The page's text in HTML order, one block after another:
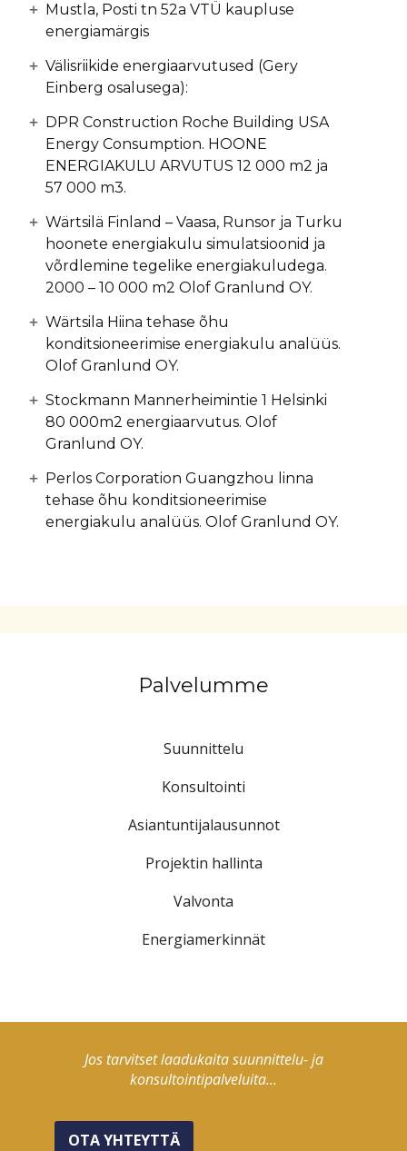
Mustla, Posti tn 52a VTÜ kaupluse
energiamärgis
Välisriikide energiaarvutused (Gery
Einberg osalusega):
DPR Construction Roche Building USA
Energy Consumption. HOONE
ENERGIAKULU ARVUTUS 12 000 m2 ja
57 000 m3.
Wärtsilä Finland – Vaasa, Runsor ja Turku
hoonete energiakulu simulatsioonid ja
võrdlemine tegelike energiakuludega.
2000 – 10 000 m2 Olof Granlund OY.
Wärtsila Hiina tehase õhu
konditsioneerimise energiakulu analüüs.
Olof Granlund OY.
Stockmann Mannerheimintie 1 Helsinki
80 000m2 energiaarvutus. Olof
Granlund OY.
Perlos Corporation Guangzhou linna
tehase õhu konditsioneerimise
energiakulu analüüs. Olof Granlund OY.
Palvelumme
Suunnittelu
Konsultointi
Asiantuntijalausunnot
Projektin hallinta
Valvonta
Energiamerkinnät
Jos tarvitset laadukaita suunnittelu- ja
konsultointipalveluita...
OTA YHTEYTTÄ